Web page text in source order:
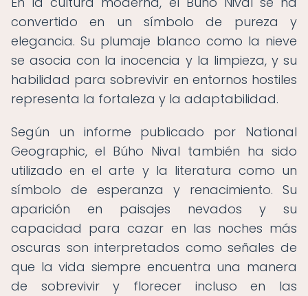
convertido en un símbolo de pureza y
elegancia. Su plumaje blanco como la nieve
se asocia con la inocencia y la limpieza, y su
habilidad para sobrevivir en entornos hostiles
representa la fortaleza y la adaptabilidad.
Según un informe publicado por National
Geographic, el Búho Nival también ha sido
utilizado en el arte y la literatura como un
símbolo de esperanza y renacimiento. Su
aparición en paisajes nevados y su
capacidad para cazar en las noches más
oscuras son interpretados como señales de
que la vida siempre encuentra una manera
de sobrevivir y florecer incluso en las